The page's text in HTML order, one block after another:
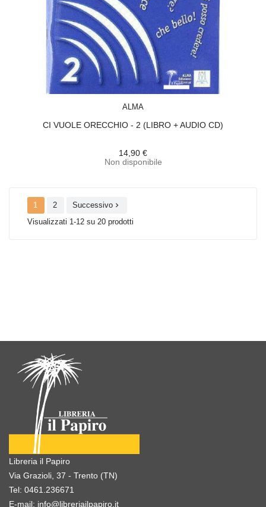
ALMA
CI VUOLE ORECCHIO - 2 (LIBRO + AUDIO CD)
14,90 €
Non disponibile
1 2 Successivo 
Visualizzati 1-12 su 20 prodotti
Libreria il Papiro
Via Grazioli, 37 - Trento (TN)
Tel: 0461.236671
E-mail: info@libreriailpapiro.it